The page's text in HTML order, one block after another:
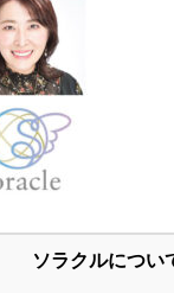
ソラクルについ